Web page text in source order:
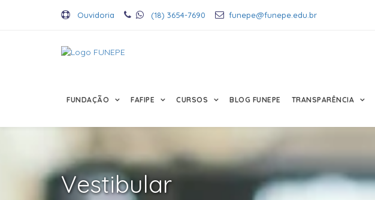
Ouvidoria (18) 3654-7690 funepe@funepe.edu.br
FUNDAÇÃO FAFIPE CURSOS BLOG FUNEPE TRANSPARÊNCIA
Vestibular